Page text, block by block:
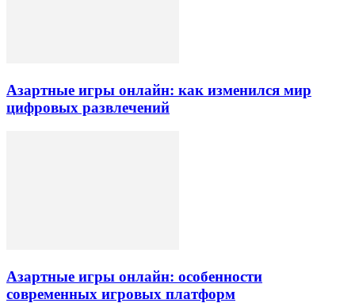
Азартные игры онлайн: как изменился мир
цифровых развлечений
Азартные игры онлайн: особенности
современных игровых платформ